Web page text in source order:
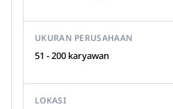
UKURAN PERUSAHAAN
51 - 200 karyawan
LOKASI